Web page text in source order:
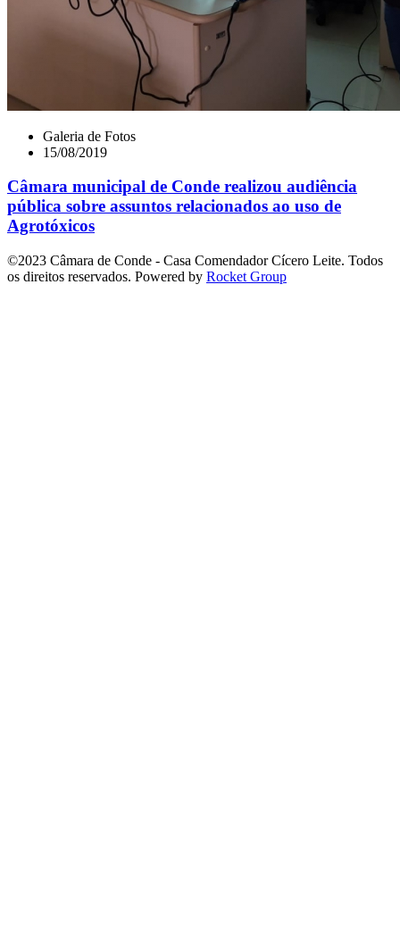
Galeria de Fotos
15/08/2019
Câmara municipal de Conde realizou audiência
pública sobre assuntos relacionados ao uso de
Agrotóxicos
©2023 Câmara de Conde - Casa Comendador Cícero Leite. Todos
os direitos reservados. Powered by Rocket Group